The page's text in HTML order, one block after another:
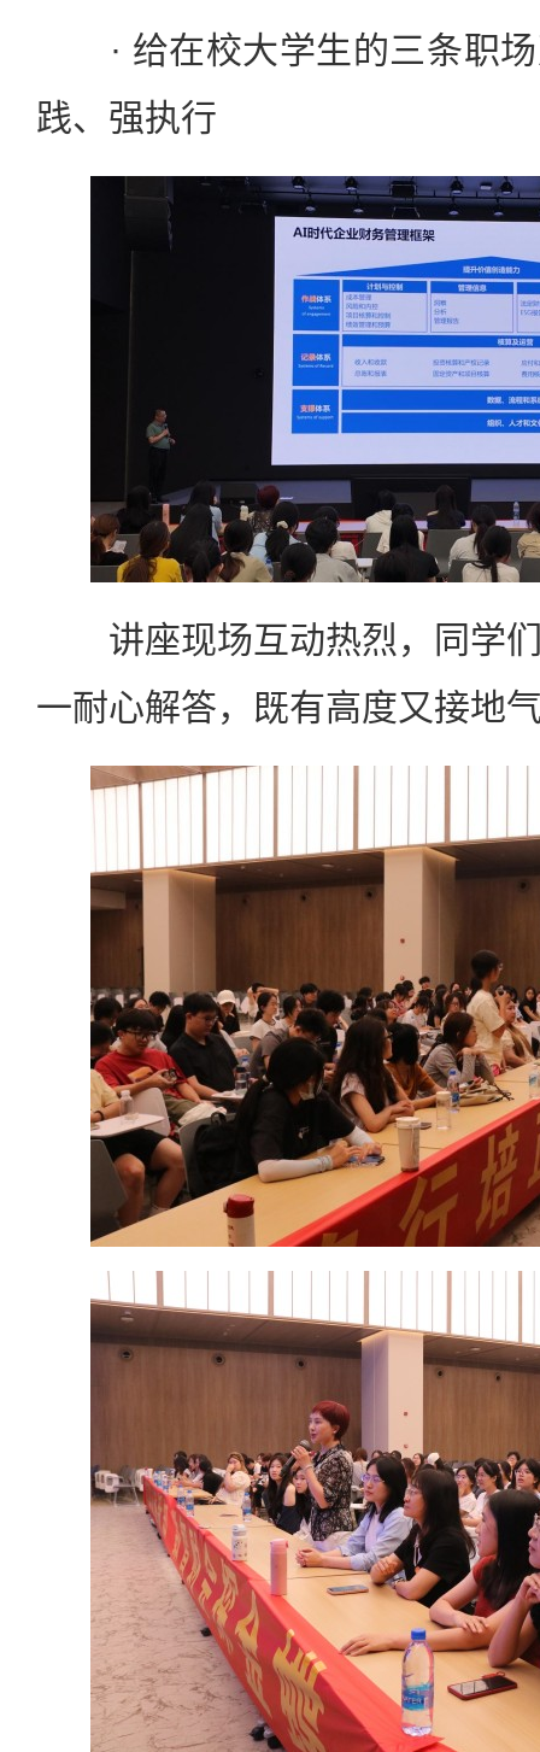
· 给在校大学生的三条职场
践、强执行
讲座现场互动热烈，同学们
一耐心解答，既有高度又接地